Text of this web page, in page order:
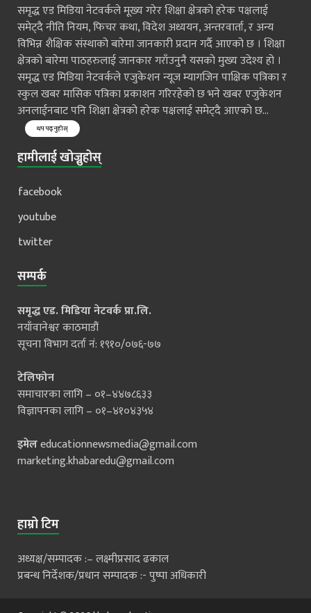
समृद्ध एड मिडिया नेटवर्कले मूख्य गरेर शिक्षा क्षेत्रको हरेक पक्षलाई
समेट्दै नीति नियम, फिचर कथा, विदेश अध्ययन, अन्तरवार्ता, र अन्य
विभिन्न शैक्षिक संस्थाको बारेमा जानकारी प्रदान गर्दै आएको छ । शिक्षा
क्षेत्रको बारेमा पाठहरुलाई जानकार गराँउनुनै यसको मुख्य उदेश्य हो ।
समृद्ध एड मिडिया नेटवर्कले एजुकेशन न्यूज म्यागजिन पाक्षिक पत्रिका र
स्कुल खबर मासिक पत्रिका प्रकाशन गरिरहेको छ भने खबर एजुकेशन
अनलाईनबाट पनि शिक्षा क्षेत्रको हरेक पक्षलाई समेट्दै आएको छ...
थप पढ्नुहोस्
हामीलाई खोज्नुहोस्
facebook
youtube
twitter
सम्पर्क
समृद्ध एड. मिडिया नेटवर्क प्रा.लि.
नयाँवानेश्वर काठमाडौं
सूचना विभाग दर्ता नं: १९१०/०७६-७७
टेलिफोन
समाचारका लागि – ०१–४४७८६३३
विज्ञापनका लागि – ०१–४१०४३५४
इमेलeducationnewsmedia@gmail.com
marketing.khabaredu@gmail.com
हाम्रो टिम
अध्यक्ष/सम्पादक :– लक्ष्मीप्रसाद ढकाल
प्रबन्ध निर्देशक/प्रधान सम्पादक :- पुष्पा अधिकारी